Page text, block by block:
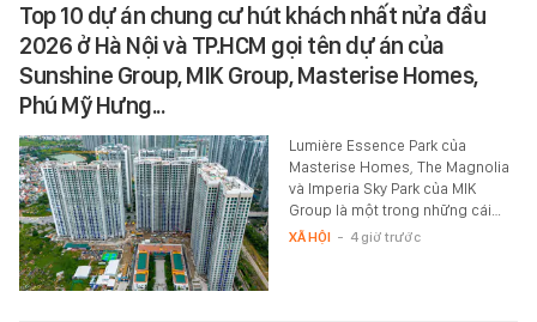
Top 10 dự án chung cư hút khách nhất nửa đầu
2026 ở Hà Nội và TP.HCM gọi tên dự án của
Sunshine Group, MIK Group, Masterise Homes,
Phú Mỹ Hưng...
Lumière Essence Park của
Masterise Homes, The Magnolia
và Imperia Sky Park của MIK
Group là một trong những cái…
XÃ HỘI - 4 giờ trước